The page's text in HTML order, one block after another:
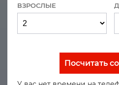
ВЗРОСЛЫЕ
Посчитать